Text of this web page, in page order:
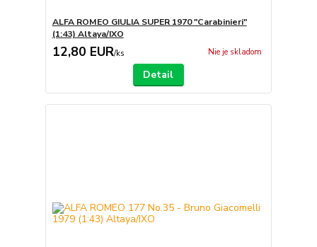
ALFA ROMEO GIULIA SUPER 1970 "Carabinieri"
(1:43) Altaya/IXO
12,80 EUR/ks Nie je skladom
Detail